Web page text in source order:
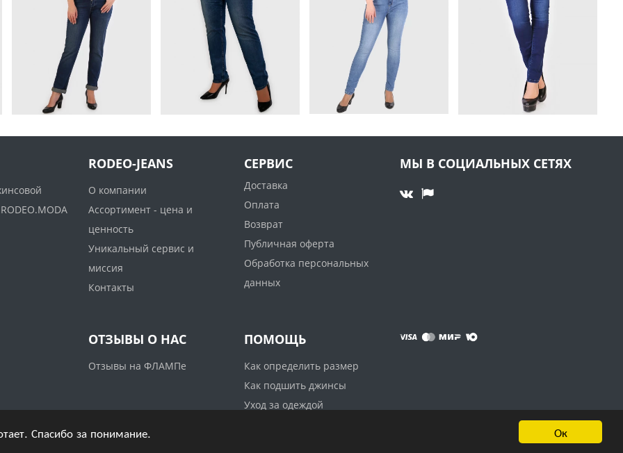
Ок
Спасибо за понимание.
RODEO-JEANS
О компании
Ассортимент - цена и
ценность
Уникальный сервис и
миссия
Контакты
СЕРВИС
Доставка
Оплата
Возврат
Публичная оферта
Обработка персональных
данных
МЫ В СОЦИАЛЬНЫХ СЕТЯХ
ОТЗЫВЫ О НАС
Отзывы на ФЛАМПе
ПОМОЩЬ
Как определить размер
Как подшить джинсы
Уход за одеждой